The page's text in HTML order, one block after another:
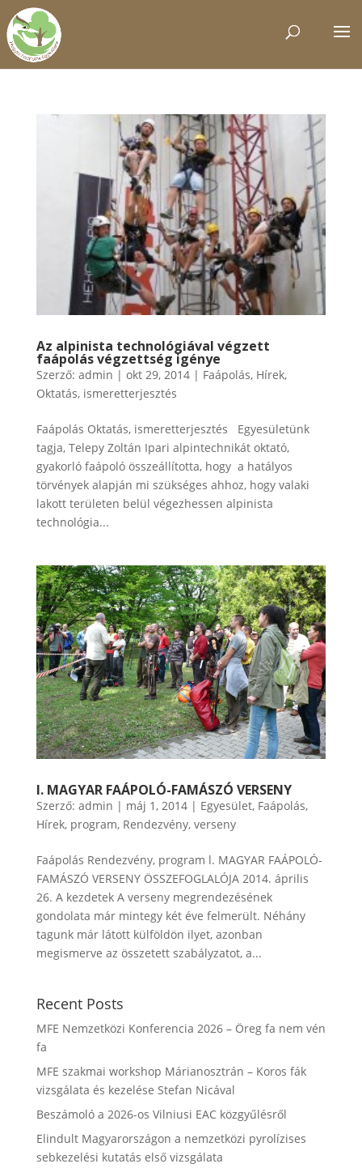
Az alpinista technológiával végzett
faápolás végzettség igénye
Szerző: admin | okt 29, 2014| Faápolás, Hírek,
Oktatás, ismeretterjesztés
Faápolás Oktatás, ismeretterjesztés Egyesületünk
tagja, Telepy Zoltán Ipari alpintechnikát oktató,
gyakorló faápoló összeállította, hogy a hatályos
törvények alapján mi szükséges ahhoz, hogy valaki
lakott területen belül végezhessen alpinista
technológia...
l. MAGYAR FAÁPOLÓ-FAMÁSZÓ VERSENY
Szerző: admin | máj 1, 2014| Egyesület, Faápolás,
Hírek, program, Rendezvény, verseny
Faápolás Rendezvény, program l. MAGYAR FAÁPOLÓ-
FAMÁSZÓ VERSENY ÖSSZEFOGLALÓJA 2014. április
26. A kezdetek A verseny megrendezésének
gondolata már mintegy két éve felmerült. Néhány
tagunk már látott külföldön ilyet, azonban
megismerve az összetett szabályzatot, a...
Recent Posts
MFE Nemzetközi Konferencia 2026 – Öreg fa nem vén
fa
MFE szakmai workshop Márianosztrán – Koros fák
vizsgálata és kezelése Stefan Nicával
Beszámoló a 2026-os Vilniusi EAC közgyűlésről
Elindult Magyarországon a nemzetközi pyrolízises
sebkezelési kutatás első vizsgálata